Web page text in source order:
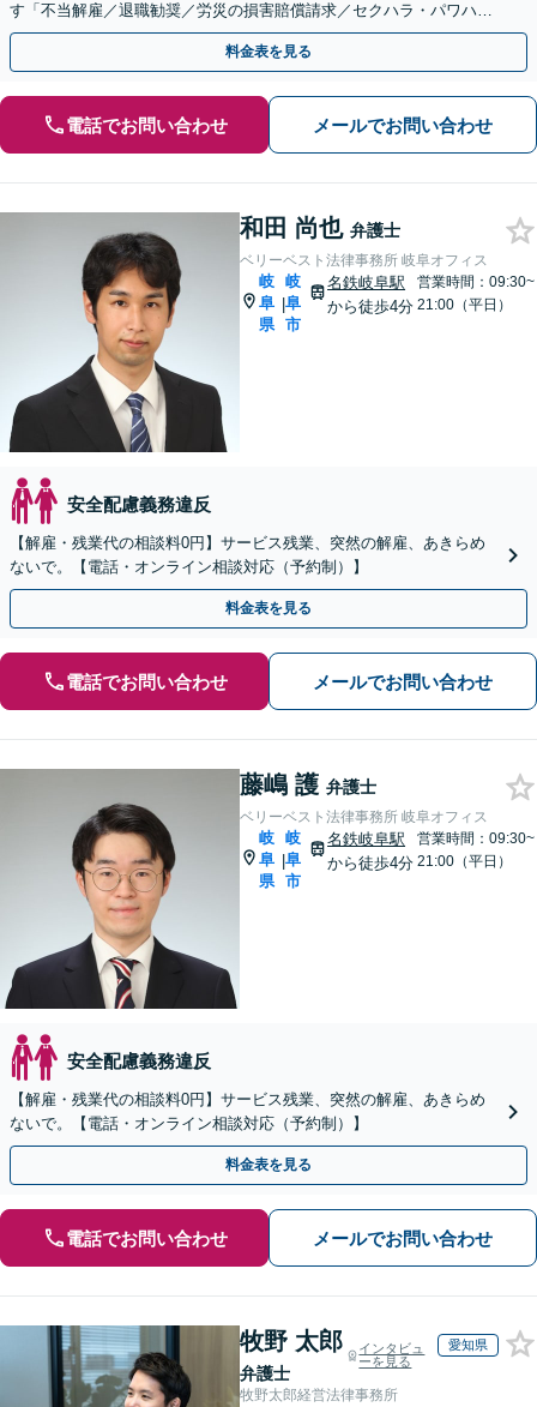
す「不当解雇／退職勧奨／労災の損害賠償請求／セクハラ・パワハラ
／未払い残業代請求／退職代行」【休日・夜間相談可】
料金表を見る
電話でお問い合わせ メールでお問い合わせ
和田 尚也 弁護士
ベリーベスト法律事務所 岐阜オフィス
岐
阜
県
|
岐
阜
市
名鉄岐阜駅
から徒歩4分
営業時間：09:30~
21:00（平日）
安全配慮義務違反
【解雇・残業代の相談料0円】サービス残業、突然の解雇、あきらめ
ないで。【電話・オンライン相談対応（予約制）】
料金表を見る
電話でお問い合わせ メールでお問い合わせ
藤嶋 護 弁護士
ベリーベスト法律事務所 岐阜オフィス
岐
阜
県
|
岐
阜
市
名鉄岐阜駅
から徒歩4分
営業時間：09:30~
21:00（平日）
安全配慮義務違反
【解雇・残業代の相談料0円】サービス残業、突然の解雇、あきらめ
ないで。【電話・オンライン相談対応（予約制）】
料金表を見る
電話でお問い合わせ メールでお問い合わせ
牧野 太郎
弁護士
インタビュ
ーを見る
愛知県
牧野太郎経営法律事務所